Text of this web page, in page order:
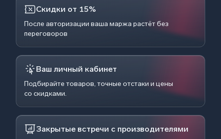
Скидки от 15%
После авторизации ваша маржа растёт без
переговоров
Ваш личный кабинет
Подбирайте товаров, точные отстаки и цены
со скидками.
Закрытые встречи с производителями